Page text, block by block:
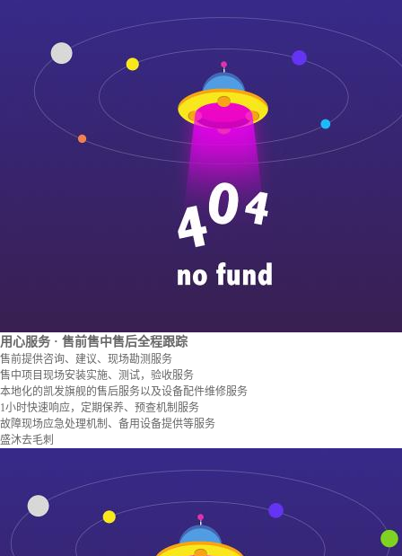
用心服务 · 售前售中售后全程跟踪
售前提供咨询、建议、现场勘测服务
售中项目现场安装实施、测试，验收服务
本地化的凯发旗舰的售后服务以及设备配件维修服务
1小时快速响应，定期保养、预查机制服务
故障现场应急处理机制、备用设备提供等服务
盛沐去毛刺